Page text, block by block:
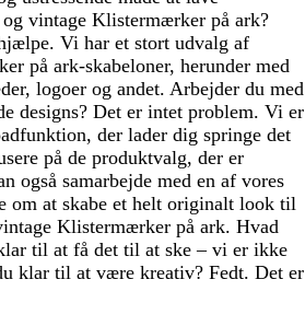
og vintage Klistermærker på ark?
Vi har et stort udvalg af
på ark-skabeloner, herunder med
logoer og andet. Arbejder du med
designs? Det er intet problem. Vi er
der lader dig springe det
på de produktvalg, der er
også samarbejde med en af vores
om at skabe et helt originalt look til
Klistermærker på ark. Hvad
til at få det til at ske – vi er ikke
klar til at være kreativ? Fedt. Det er